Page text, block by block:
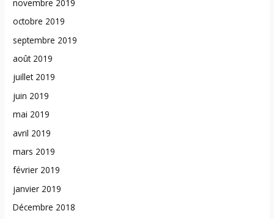
novembre 2019
octobre 2019
septembre 2019
août 2019
juillet 2019
juin 2019
mai 2019
avril 2019
mars 2019
février 2019
janvier 2019
Décembre 2018